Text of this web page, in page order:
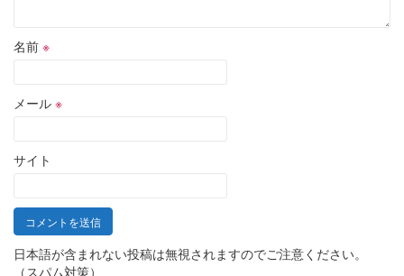
名前 ※
メール ※
サイト
日本語が含まれない投稿は無視されますのでご注意ください。
（スパム対策）